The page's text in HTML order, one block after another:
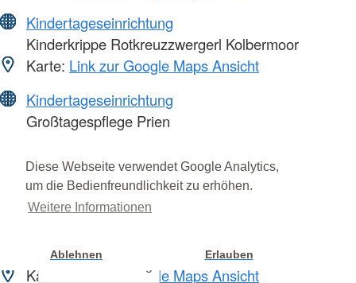
Diese Webseite verwendet Google Analytics,
um die Bedienfreundlichkeit zu erhöhen.
Weitere Informationen
Ablehnen Erlauben
Kindertageseinrichtung
Kinderkrippe Rotkreuzzwergerl Kolbermoor
Karte: Link zur Google Maps Ansicht
Kindertageseinrichtung
Großtagespflege Prien
Kleidercontainer
Karte:
Link zur Google Maps Ansicht
Kleiderladen Bad Endorf
Karte:
Link zur Google Maps Ansicht